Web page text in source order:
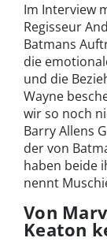
Im Interview
Regisseur
Batmans
die
und die
Wayne
wir so noch
Barry Allens
der von
haben beide
nennt
Von
Keaton